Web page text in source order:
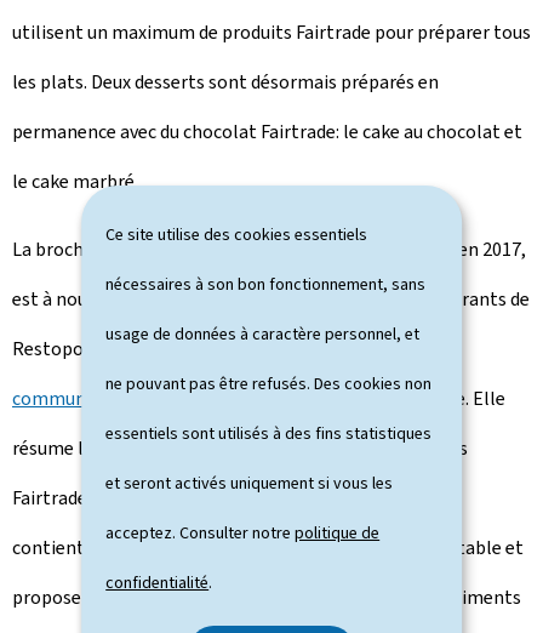
Ce site utilise des cookies essentiels
nécessaires à son bon fonctionnement, sans
usage de données à caractère personnel, et
ne pouvant pas être refusés. Des cookies non
essentiels sont utilisés à des fins statistiques
et seront activés uniquement si vous les
acceptez. Consulter notrepolitique de
confidentialité.
utilisent un maximum de produits Fairtrade pour préparer tous
les plats. Deux desserts sont désormais préparés en
permanence avec du chocolat Fairtrade: le cake au chocolat et
le cake marbré.
La brochure "Iess gär, wiel fair", éditée par Restopolis en 2017,
est à nouveau disponible gratuitement dans les restaurants de
Restopolis. Elle peut être commandée à
communication@restopolis.lu
en ligne. Elle
résume les actions menées pour introduire les produits
Fairtrade dans la restauration scolaire et universitaire,
contient un petit aperçu historique du commerce équitable et
propose des astuces pour soutenir les producteurs d'aliments